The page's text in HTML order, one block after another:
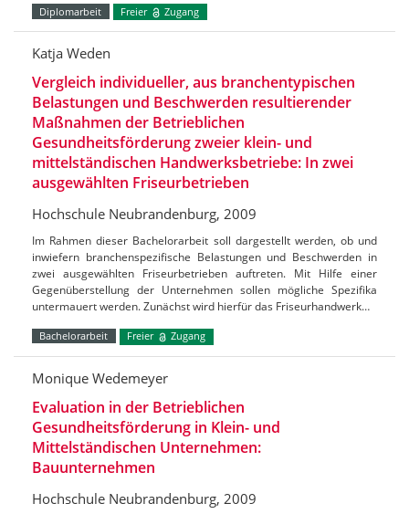
Diplomarbeit Freier Zugang
Katja Weden
Vergleich individueller, aus branchentypischen
Belastungen und Beschwerden resultierender
Maßnahmen der Betrieblichen
Gesundheitsförderung zweier klein- und
mittelständischen Handwerksbetriebe: In zwei
ausgewählten Friseurbetrieben
Hochschule Neubrandenburg, 2009
Im Rahmen dieser Bachelorarbeit soll dargestellt werden, ob und
inwiefern branchenspezifische Belastungen und Beschwerden in
zwei ausgewählten Friseurbetrieben auftreten. Mit Hilfe einer
Gegenüberstellung der Unternehmen sollen mögliche Spezifika
untermauert werden. Zunächst wird hierfür das Friseurhandwerk…
Bachelorarbeit Freier Zugang
Monique Wedemeyer
Evaluation in der Betrieblichen
Gesundheitsförderung in Klein- und
Mittelständischen Unternehmen:
Bauunternehmen
Hochschule Neubrandenburg, 2009